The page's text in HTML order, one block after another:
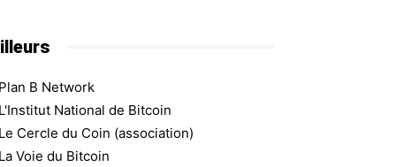
Plan B Network
L'Institut National de Bitcoin
Le Cercle du Coin (association)
La Voie du Bitcoin